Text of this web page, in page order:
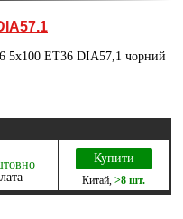
5х100 ET36 DIA57,1 чорний
Купити
Китай >8 шт.